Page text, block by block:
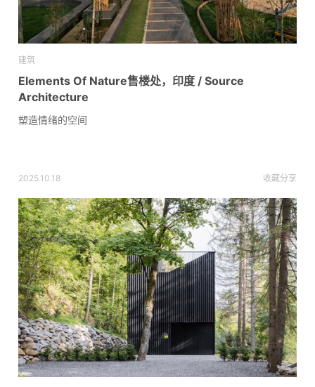
建筑
Elements Of Nature售楼处，印度 / Source
Architecture
塑造情绪的空间
2025.10.18 收藏分享